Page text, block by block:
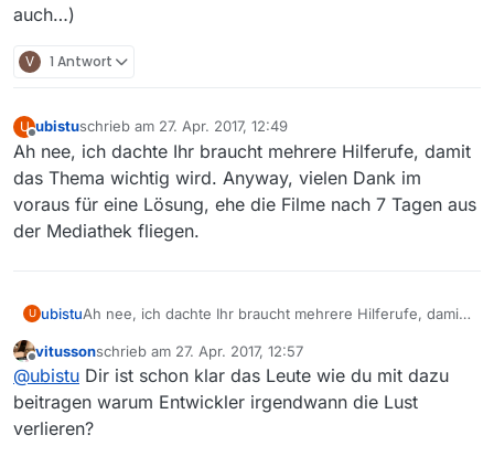
auch…)
V 1 Antwort
U ubistuschrieb am 27. Apr. 2017, 12:49
zuletzt editiert von
Ah nee, ich dachte Ihr braucht mehrere Hilferufe, damit
das Thema wichtig wird. Anyway, vielen Dank im
voraus für eine Lösung, ehe die Filme nach 7 Tagen aus
der Mediathek fliegen.
U ubistuAh nee, ich dachte Ihr braucht mehrere Hilferufe, damit
für eine Lösung, ehe die Filme nach 7 Tagen aus der
Mediathek fliegen.
Offline
vitussonschrieb am 27. Apr. 2017, 12:57
zuletzt editiert von
@ubistu Dir ist schon klar das Leute wie du mit dazu
beitragen warum Entwickler irgendwann die Lust
verlieren?